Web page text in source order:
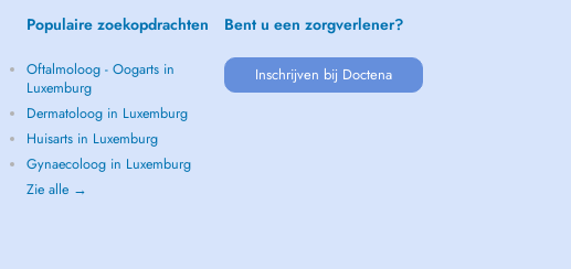
Populaire zoekopdrachten
Oftalmoloog - Oogarts in
Luxemburg
Dermatoloog in Luxemburg
Huisarts in Luxemburg
Gynaecoloog in Luxemburg
Zie alle →
Bent u een zorgverlener?
Inschrijven bij Doctena